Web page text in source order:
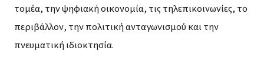
τομέα, την ψηφιακή οικονομία, τις τηλεπικοινωνίες, το
περιβάλλον, την πολιτική ανταγωνισμού και την
πνευματική ιδιοκτησία.